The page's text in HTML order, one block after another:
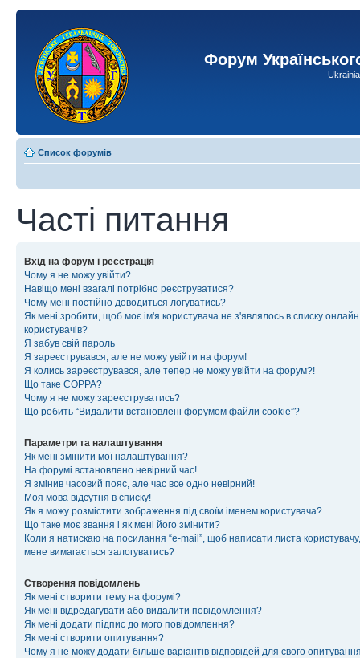
Форум
Список форумів
Часті питання
Вхід на форум і реєстрація
Чому я не можу увійти?
Навіщо мені взагалі потрібно реєструватися?
Чому мені постійно доводиться логуватись?
Як мені зробити, щоб моє ім'я користувача не з'являлось в списку онлайн
користувачів?
Я забув свій пароль
Я зареєструвався, але не можу увійти на форум!
Я колись зареєструвався, але тепер не можу увійти на форум?!
Що таке COPPA?
Чому я не можу зареєструватись?
Що робить “Видалити встановлені форумом файли cookie”?
Параметри та налаштування
Як мені змінити мої налаштування?
На форумі встановлено невірний час!
Я змінив часовий пояс, але час все одно невірний!
Моя мова відсутня в списку!
Як я можу розмістити зображення під своїм іменем користувача?
Що таке моє звання і як мені його змінити?
Коли я натискаю на посилання “e-mail”, щоб написати листа користувачу,
мене вимагається залогуватись?
Створення повідомлень
Як мені створити тему на форумі?
Як мені відредагувати або видалити повідомлення?
Як мені додати підпис до мого повідомлення?
Як мені створити опитування?
Чому я не можу додати більше варіантів відповідей для свого